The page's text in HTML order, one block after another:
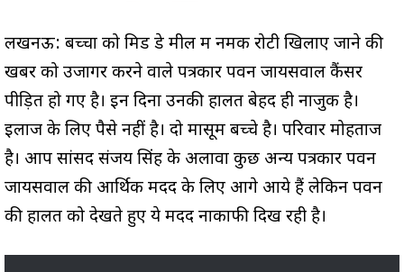
लखनऊ: बच्चों को मिड डे मील में नमक रोटी खिलाए जाने की
खबर को उजागर करने वाले पत्रकार पवन जायसवाल कैंसर
पीड़ित हो गए है। इन दिनों उनकी हालत बेहद ही नाजुक है।
इलाज के लिए पैसे नहीं है। दो मासूम बच्चे है। परिवार मोहताज
है। आप सांसद संजय सिंह के अलावा कुछ अन्य पत्रकार पवन
जायसवाल की आर्थिक मदद के लिए आगे आये हैं लेकिन पवन
की हालत को देखते हुए ये मदद नाकाफी दिख रही है।